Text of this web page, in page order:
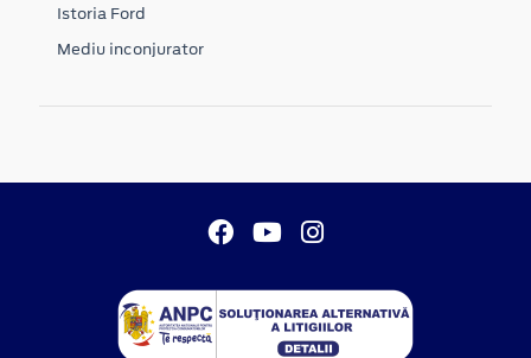
Istoria Ford
Mediu inconjurator